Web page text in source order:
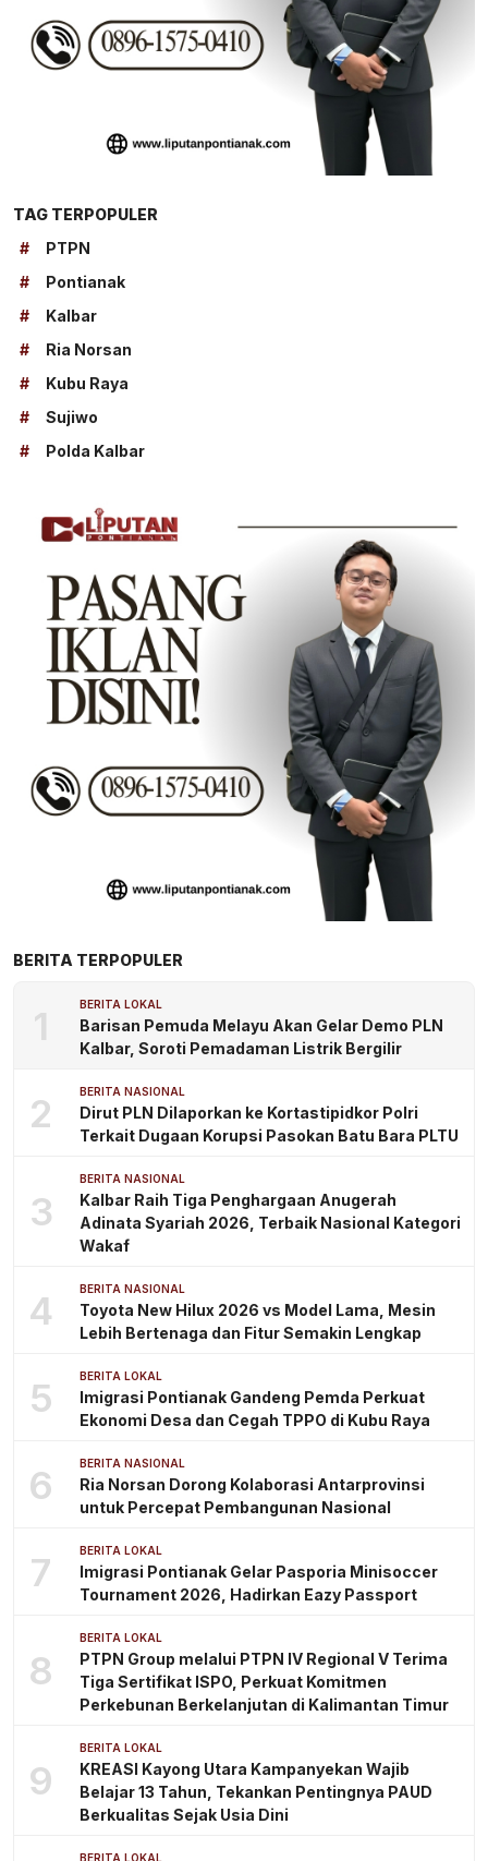
TAG TERPOPULER
#
PTPN
#
Pontianak
#
Kalbar
#
Ria Norsan
#
Kubu Raya
#
Sujiwo
#
Polda Kalbar
BERITA TERPOPULER
1 BERITA LOKAL
Barisan Pemuda Melayu Akan Gelar Demo PLN
Kalbar, Soroti Pemadaman Listrik Bergilir
2 BERITA NASIONAL
Dirut PLN Dilaporkan ke Kortastipidkor Polri
Terkait Dugaan Korupsi Pasokan Batu Bara PLTU
3
BERITA NASIONAL
Kalbar Raih Tiga Penghargaan Anugerah
Adinata Syariah 2026, Terbaik Nasional Kategori
Wakaf
4 BERITA NASIONAL
Toyota New Hilux 2026 vs Model Lama, Mesin
Lebih Bertenaga dan Fitur Semakin Lengkap
5 BERITA LOKAL
Imigrasi Pontianak Gandeng Pemda Perkuat
Ekonomi Desa dan Cegah TPPO di Kubu Raya
6 BERITA NASIONAL
Ria Norsan Dorong Kolaborasi Antarprovinsi
untuk Percepat Pembangunan Nasional
7 BERITA LOKAL
Imigrasi Pontianak Gelar Pasporia Minisoccer
Tournament 2026, Hadirkan Eazy Passport
8
BERITA LOKAL
PTPN Group melalui PTPN IV Regional V Terima
Tiga Sertifikat ISPO, Perkuat Komitmen
Perkebunan Berkelanjutan di Kalimantan Timur
9
BERITA LOKAL
KREASI Kayong Utara Kampanyekan Wajib
Belajar 13 Tahun, Tekankan Pentingnya PAUD
Berkualitas Sejak Usia Dini
BERITA LOKAL